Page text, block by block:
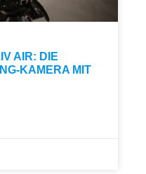
AIR: DIE
KAMERA MIT